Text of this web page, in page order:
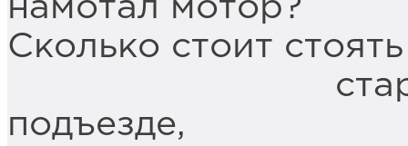
намотал мотор?
Сколько стоит
старой
подъезде,